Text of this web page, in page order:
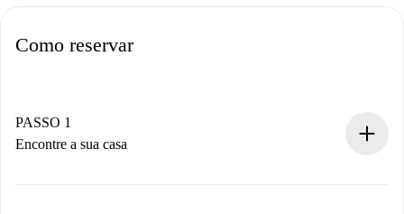
Como reservar
PASSO 1
Encontre a sua casa